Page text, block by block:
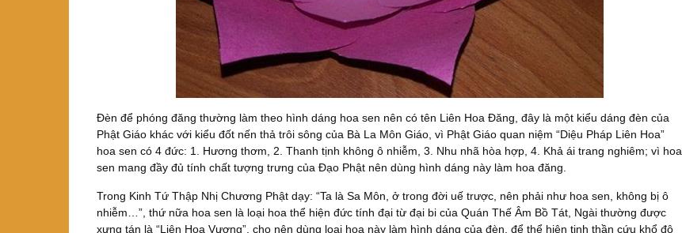
Đèn để phóng đăng thường làm theo hình dáng hoa sen nên có tên Liên Hoa Đăng, đây là một kiểu dáng đèn của
Phật Giáo khác với kiểu đốt nến thả trôi sông của Bà La Môn Giáo, vì Phật Giáo quan niệm “Diệu Pháp Liên Hoa”
hoa sen có 4 đức: 1. Hương thơm, 2. Thanh tịnh không ô nhiễm, 3. Nhu nhã hòa hợp, 4. Khả ái trang nghiêm; vì hoa
sen mang đầy đủ tính chất tượng trưng của Đạo Phật nên dùng hình dáng này làm hoa đăng.
Trong Kinh Tứ Thập Nhị Chương Phật dạy: “Ta là Sa Môn, ở trong đời uế trược, nên phải như hoa sen, không bị ô
nhiễm…”, thứ nữa hoa sen là loại hoa thể hiện đức tính đại từ đại bi của Quán Thế Âm Bồ Tát, Ngài thường được
xưng tán là “Liên Hoa Vương”, cho nên dùng loại hoa này làm hình dáng của đèn, để thể hiện tinh thần cứu khổ độ